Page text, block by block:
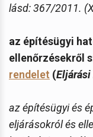
lásd: 367/2011.
az építésügyi
ellenőrzésekről
rendelet (Eljárási
az építésügyi és
eljárásokról és